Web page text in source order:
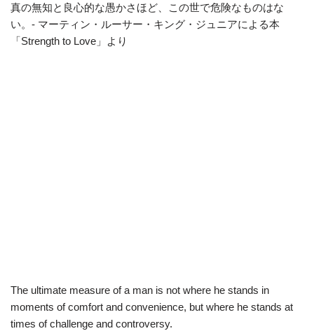
真の無知と良心的な愚かさほど、この世で危険なものはな
い。- マーティン・ルーサー・キング・ジュニアによる本
「Strength to Love」より
The ultimate measure of a man is not where he stands in
moments of comfort and convenience, but where he stands at
times of challenge and controversy.